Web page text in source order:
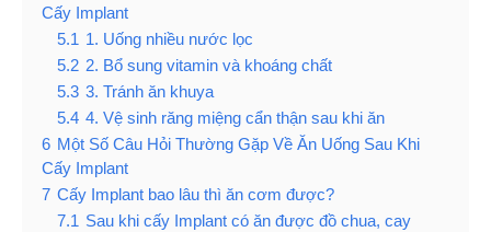
Cấy Implant
5.1 1. Uống nhiều nước lọc
5.2 2. Bổ sung vitamin và khoáng chất
5.3 3. Tránh ăn khuya
5.4 4. Vệ sinh răng miệng cẩn thận sau khi ăn
6 Một Số Câu Hỏi Thường Gặp Về Ăn Uống Sau Khi
Cấy Implant
7 Cấy Implant bao lâu thì ăn cơm được?
7.1 Sau khi cấy Implant có ăn được đồ chua, cay